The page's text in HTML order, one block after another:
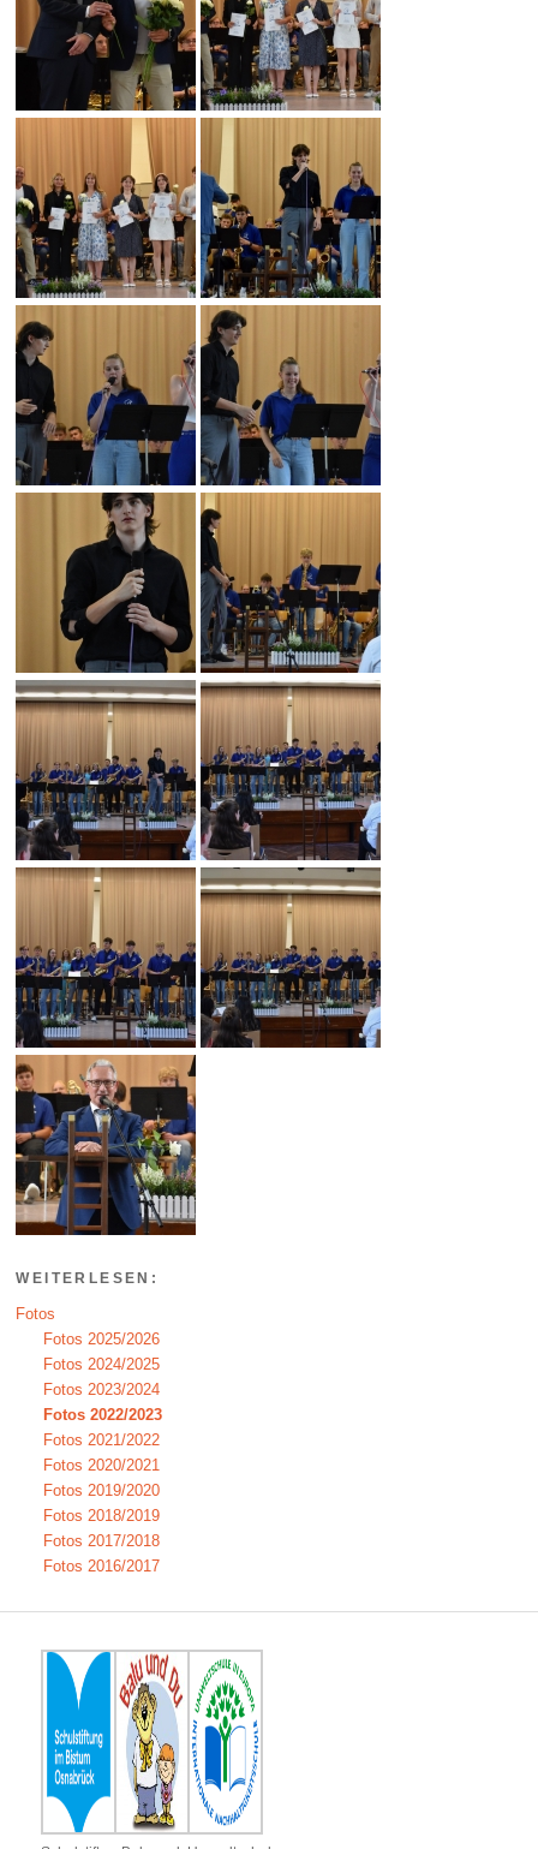
WEITERLESEN:
Fotos
Fotos 2025/2026
Fotos 2024/2025
Fotos 2023/2024
Fotos 2022/2023
Fotos 2021/2022
Fotos 2020/2021
Fotos 2019/2020
Fotos 2018/2019
Fotos 2017/2018
Fotos 2016/2017